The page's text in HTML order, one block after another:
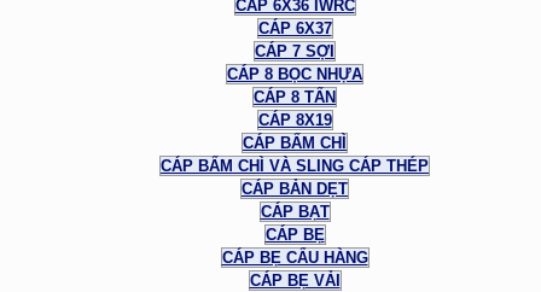
CÁP 6X36 IWRC
CÁP 6X37
CÁP 7 SỢI
CÁP 8 BỌC NHỰA
CÁP 8 TẤN
CÁP 8X19
CÁP BẤM CHÌ
CÁP BẤM CHÌ VÀ SLING CÁP THÉP
CÁP BẢN DẸT
CÁP BẠT
CÁP BẸ
CÁP BẸ CẨU HÀNG
CÁP BẸ VẢI